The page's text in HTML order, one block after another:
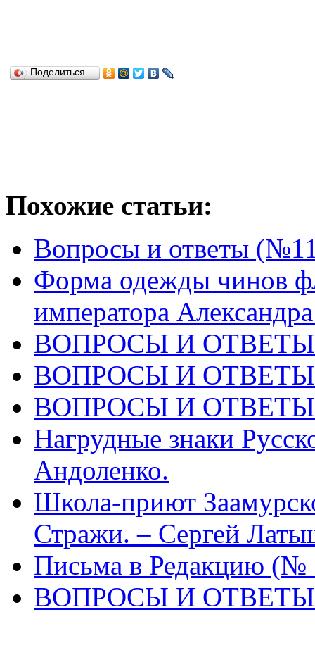
Поделиться…
Похожие статьи:
Вопросы и ответы
Форма одежды чинов
императора
ВОПРОСЫ И ОТВЕТЫ
ВОПРОСЫ И ОТВЕТЫ
ВОПРОСЫ И ОТВЕТЫ
Нагрудные знаки
Андоленко.
Школа-приют
Стражи. – Сергей
Письма в Редакцию (№
ВОПРОСЫ И ОТВЕТЫ